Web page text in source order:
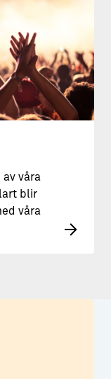
av våra
blir
våra